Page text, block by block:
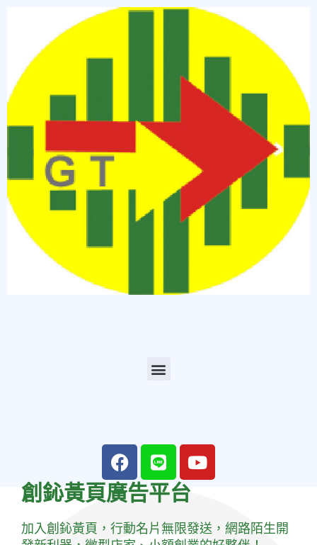
創鈊黃頁廣告平台
加入創鈊黃頁，行動名片無限發送，網路陌生開